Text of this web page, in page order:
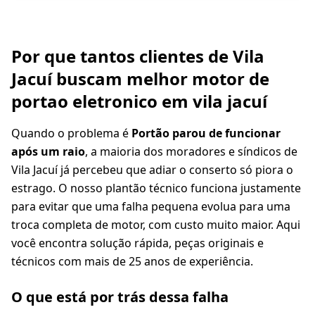
Por que tantos clientes de Vila
Jacuí buscam melhor motor de
portao eletronico em vila jacuí
Quando o problema é Portão parou de funcionar
após um raio, a maioria dos moradores e síndicos de
Vila Jacuí já percebeu que adiar o conserto só piora o
estrago. O nosso plantão técnico funciona justamente
para evitar que uma falha pequena evolua para uma
troca completa de motor, com custo muito maior. Aqui
você encontra solução rápida, peças originais e
técnicos com mais de 25 anos de experiência.
O que está por trás dessa falha